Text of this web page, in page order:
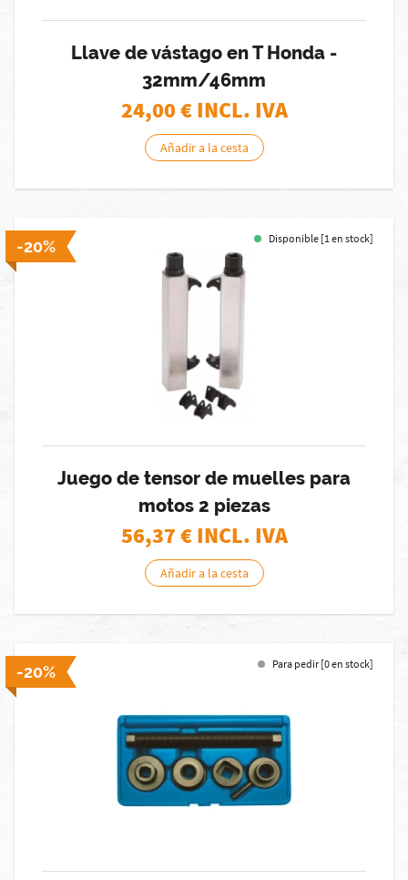
Llave de vástago en T Honda -
32mm/46mm
24,00€ INCL. IVA
Añadir a la cesta
-20% Disponible [1 en stock]
Juego de tensor de muelles para
motos 2 piezas
56,37€ INCL. IVA
Añadir a la cesta
-20% Para pedir [0 en stock]